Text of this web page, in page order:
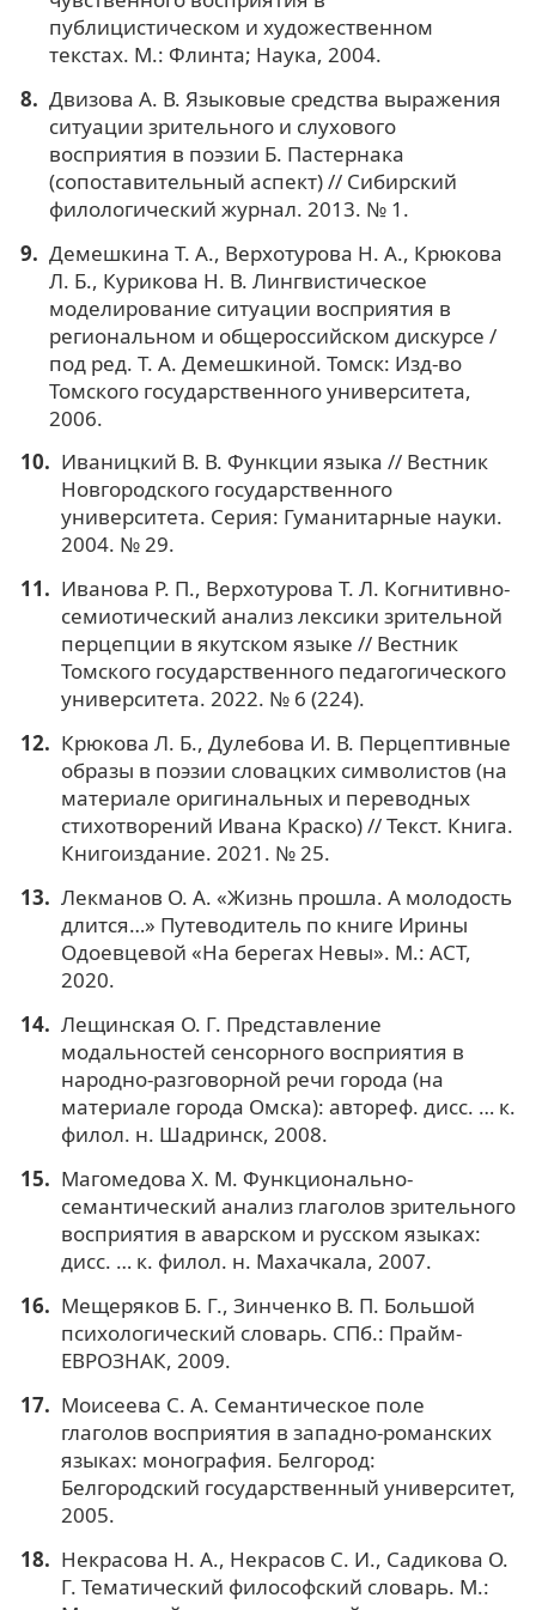
публицистическом и художественном
текстах. М.: Флинта; Наука, 2004.
Двизова А. В. Языковые средства выражения
ситуации зрительного и слухового
восприятия в поэзии Б. Пастернака
(сопоставительный аспект) // Сибирский
филологический журнал. 2013. № 1.
Демешкина Т. А., Верхотурова Н. А., Крюкова
Л. Б., Курикова Н. В. Лингвистическое
моделирование ситуации восприятия в
региональном и общероссийском дискурсе /
под ред. Т. А. Демешкиной. Томск: Изд-во
Томского государственного университета,
2006.
Иваницкий В. В. Функции языка // Вестник
Новгородского государственного
университета. Серия: Гуманитарные науки.
2004. № 29.
Иванова Р. П., Верхотурова Т. Л. Когнитивно-
семиотический анализ лексики зрительной
перцепции в якутском языке // Вестник
Томского государственного педагогического
университета. 2022. № 6 (224).
Крюкова Л. Б., Дулебова И. В. Перцептивные
образы в поэзии словацких символистов (на
материале оригинальных и переводных
стихотворений Ивана Краско) // Текст. Книга.
Книгоиздание. 2021. № 25.
Лекманов О. А. «Жизнь прошла. А молодость
длится…» Путеводитель по книге Ирины
Одоевцевой «На берегах Невы». М.: АСТ,
2020.
Лещинская О. Г. Представление
модальностей сенсорного восприятия в
народно-разговорной речи города (на
материале города Омска): автореф. дисс. … к.
филол. н. Шадринск, 2008.
Магомедова Х. М. Функционально-
семантический анализ глаголов зрительного
восприятия в аварском и русском языках:
дисс. … к. филол. н. Махачкала, 2007.
Мещеряков Б. Г., Зинченко В. П. Большой
психологический словарь. СПб.: Прайм-
ЕВРОЗНАК, 2009.
Моисеева С. А. Семантическое поле
глаголов восприятия в западно-романских
языках: монография. Белгород:
Белгородский государственный университет,
2005.
Некрасова Н. А., Некрасов С. И., Садикова О.
Г. Тематический философский словарь. М.: